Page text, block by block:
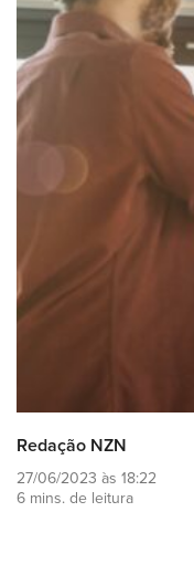
Redação NZN
27/06/2023 às 18:22
6 mins. de leitura